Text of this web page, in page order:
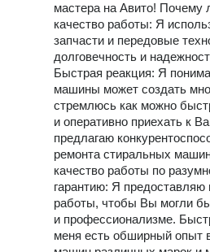
мaстеpa на Aвито!
качество работы: Я
запчасти и передовые
долговечность и
Быстрая реакция: Я
машины может создать
стремлюсь как можно
и оперативно приехать к
предлагаю
ремонта стиральных
качество работы по
гарантию: Я
работы, чтобы Вы могли
и профессионализме.
меня есть обширный опыт